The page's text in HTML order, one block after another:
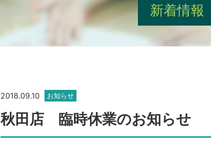
新着情報
2018.09.10 お知らせ
秋田店 臨時休業のお知らせ